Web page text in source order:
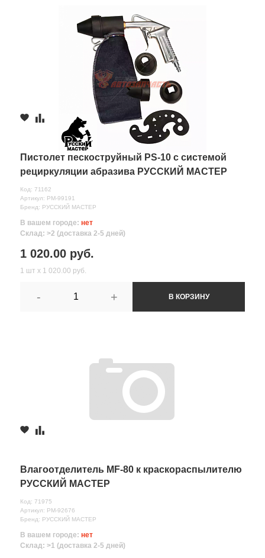
Пистолет пескоструйный PS-10 с системой
рециркуляции абразива РУССКИЙ МАСТЕР
Код: 71162
Артикул: РМ-99191
Бренд: РУССКИЙ МАСТЕР
В вашем городе: нет
Склад: >2 (доставка 2-5 дней)
1 020.00 руб.
1 шт х 1 020.00 руб.
- + В КОРЗИНУ
Влагоотделитель MF-80 к краскораспылителю
РУССКИЙ МАСТЕР
Код: 71975
Артикул: РМ-92676
Бренд: РУССКИЙ МАСТЕР
В вашем городе: нет
Склад: >1 (доставка 2-5 дней)